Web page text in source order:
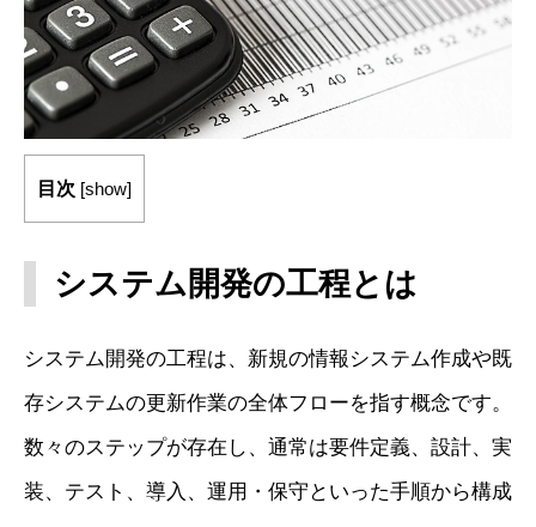
目次 [show]
システム開発の工程とは
システム開発の工程は、新規の情報システム作成や既
存システムの更新作業の全体フローを指す概念です。
数々のステップが存在し、通常は要件定義、設計、実
装、テスト、導入、運用・保守といった手順から構成